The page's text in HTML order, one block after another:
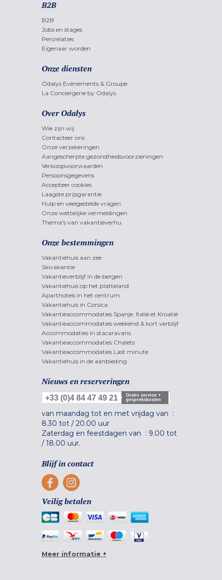
B2B
B2B
Jobs en stages
Persrelaties
Eigenaar worden
Onze diensten
Odalys Evènements & Groupe
La Conciergerie by Odalys
Over Odalys
Wie zijn wij
Contacteer ons
Onze verzekeringen
Aangescherpte gezondheidsvoorzieningen
Verkoopvoorwaarden
Persoonsgegevens
Accepteer cookies
Laagste prijsgarantie
Hulp en veelgestelde vragen
Onze wettelijke vermeldingen
Thema's van vakantieverhu
Onze bestemmingen
Vakantiehuis aan zee
Skivakantie
Vakantieverblijf in de bergen
Vakantiehuis op het platteland
Aparthotels in het centrum
Vakantiehuis in Corsica
Vakantieaccommodaties Spanje, Italië et Kroatië
Vakantieaccommodaties weekend & kort verblijf
Accommodaties in stacaravans
Vakantieaccommodaties Chalets
Vakantieaccommodaties Last minute
Vakantiehuis in de aanbieding
Nieuws en reserveringen
+33 (0)4 84 47 49 21
Gratis service +
gesprekskosten
van maandag tot en met vrijdag van :
8.30 tot / 20.00 uur
Zaterdag en feestdagen van : 9.00 tot
/ 18.00 uur.
Blijf in contact
Veilig betalen
Meer informatie +